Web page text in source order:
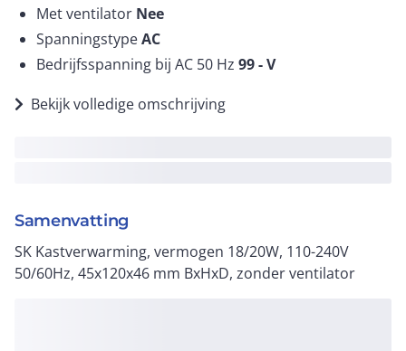
Met ventilator Nee
SpanningstypeAC
Bedrijfsspanning bij AC 50 Hz 99 -V
Bekijk volledige omschrijving
Samenvatting
SK Kastverwarming, vermogen 18/20W, 110-240V
50/60Hz, 45x120x46 mm BxHxD, zonder ventilator